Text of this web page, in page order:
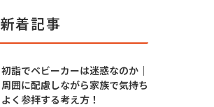
新着記事
初詣でベビーカーは迷惑なのか｜
周囲に配慮しながら家族で気持ち
よく参拝する考え方！